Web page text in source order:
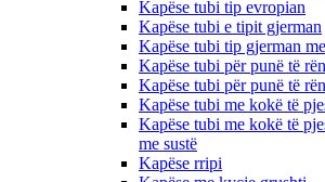
Kapëse tubi tip evropian
Kapëse tubi e tipit gjerman
Kapëse tubi tip gjerman
Kapëse tubi për punë të
Kapëse tubi për punë të
Kapëse tubi me kokë të
Kapëse tubi me kokë të
me sustë
Kapëse rripi